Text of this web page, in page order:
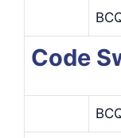
Code